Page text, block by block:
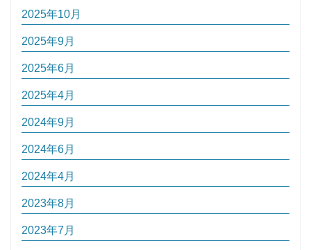
2025年10月
2025年9月
2025年6月
2025年4月
2024年9月
2024年6月
2024年4月
2023年8月
2023年7月